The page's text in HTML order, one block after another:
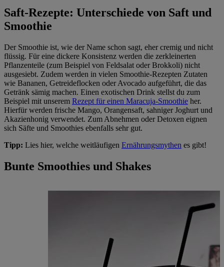
Saft-Rezepte: Unterschiede von Saft und
Smoothie
Der Smoothie ist, wie der Name schon sagt, eher cremig und nicht
flüssig. Für eine dickere Konsistenz werden die zerkleinerten
Pflanzenteile (zum Beispiel von Feldsalat oder Brokkoli) nicht
ausgesiebt. Zudem werden in vielen Smoothie-Rezepten Zutaten
wie Bananen, Getreideflocken oder Avocado aufgeführt, die das
Getränk sämig machen. Einen exotischen Drink stellst du zum
Beispiel mit unserem Rezept für einen Maracuja-Smoothie her.
Hierfür werden frische Mango, Orangensaft, sahniger Joghurt und
Akazienhonig verwendet. Zum Abnehmen oder Detoxen eignen
sich Säfte und Smoothies ebenfalls sehr gut.
Tipp: Lies hier, welche weitläufigen Ernährungsmythen es gibt!
Bunte Smoothies und Shakes